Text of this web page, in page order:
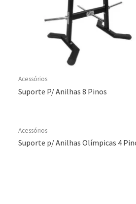
Acessórios
Suporte P/ Anilhas 8 Pinos
Acessórios
Suporte p/ Anilhas Olímpicas 4